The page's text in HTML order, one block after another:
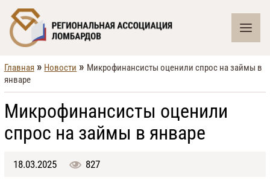
Главная » Новости » Микрофинансисты оценили спрос на займы в
январе
Микрофинансисты оценили
спрос на займы в январе
18.03.2025 827